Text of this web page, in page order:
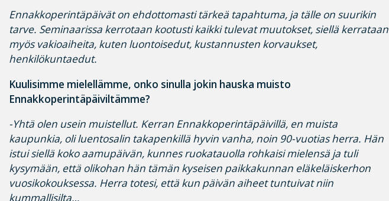
Ennakkoperintäpäivät on ehdottomasti tärkeä tapahtuma, ja tälle on suurikin
tarve. Seminaarissa kerrotaan kootusti kaikki tulevat muutokset, siellä kerrataan
myös vakioaiheita, kuten luontoisedut, kustannusten korvaukset,
henkilökuntaedut.
Kuulisimme mielellämme, onko sinulla jokin hauska muisto
Ennakkoperintäpäiviltämme?
-Yhtä olen usein muistellut. Kerran Ennakkoperintäpäivillä, en muista
kaupunkia, oli luentosalin takapenkillä hyvin vanha, noin 90-vuotias herra. Hän
istui siellä koko aamupäivän, kunnes ruokatauolla rohkaisi mielensä ja tuli
kysymään, että olikohan hän tämän kyseisen paikkakunnan eläkeläiskerhon
vuosikokouksessa. Herra totesi, että kun päivän aiheet tuntuivat niin
kummallisilta…